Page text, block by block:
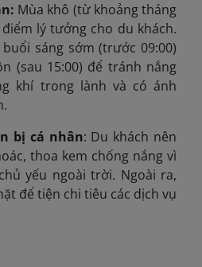
Mùa khô (từ khoảng tháng
lý tưởng cho du khách.
sáng sớm (trước 09:00)
(sau 15:00) để tránh nắng
khí trong lành và có ánh
bị cá nhân: Du khách nên
thoa kem chống nắng vì
yếu ngoài trời. Ngoài ra,
để tiện chi tiêu các dịch vụ